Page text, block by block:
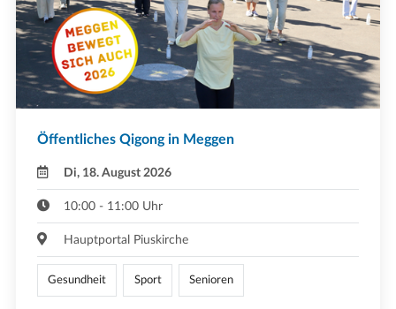
Öffentliches Qigong in Meggen
Di, 18. August 2026
10:00 - 11:00 Uhr
Hauptportal Piuskirche
Gesundheit Sport Senioren